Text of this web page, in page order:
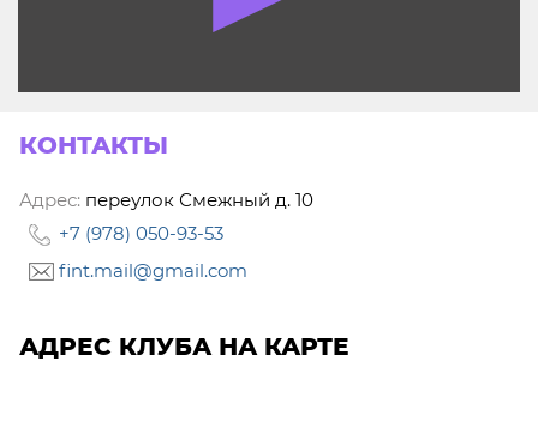
КОНТАКТЫ
Адрес: переулок Смежный д. 10
+7 (978) 050-93-53
fint.mail@gmail.com
АДРЕС КЛУБА НА КАРТЕ